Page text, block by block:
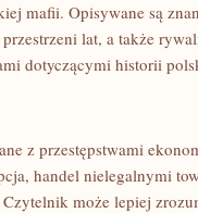
mafii. Opisywane są
lat, a także
dotyczącymi historii
z przestępstwami
handel nielegalnymi
może lepiej